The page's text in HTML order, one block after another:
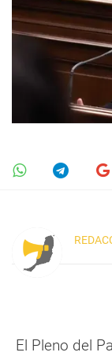
El Pleno del